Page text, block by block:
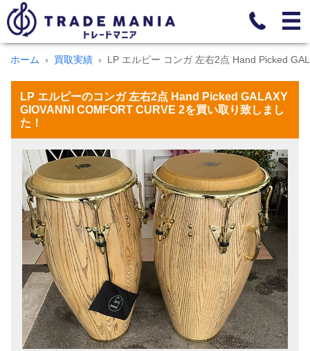
ホーム 買取実績 LP エルピー コンガ 左右2点 Hand Picked
LP エルピーのコンガ 左右2点 Hand Picked GALAXY
GIOVANNI COMFORT CURVE 2を買い取り致しまし
た！